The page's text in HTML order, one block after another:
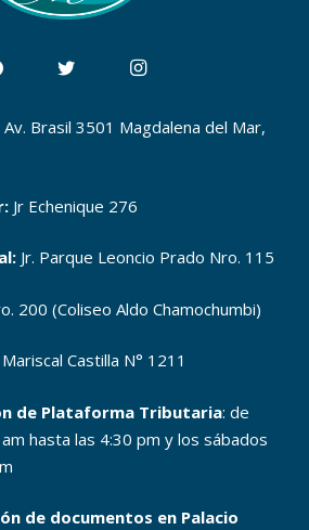
Av. Brasil 3501 Magdalena del Mar,
Jr Echenique 276
Jr. Parque Leoncio Prado Nro. 115
200 (Coliseo Aldo Chamochumbi)
Mariscal Castilla N° 1211
de Plataforma Tributaria: de
hasta las 4:30 pm y los sábados
de documentos en Palacio